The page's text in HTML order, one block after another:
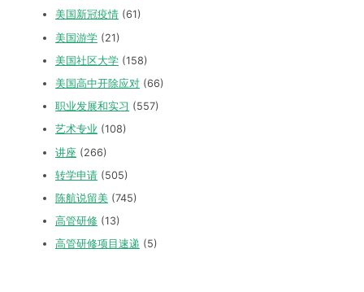
美国新冠疫情 (61)
美国游学 (21)
美国社区大学 (158)
美国高中开除应对 (66)
职业发展和实习 (557)
艺术专业 (108)
讲座 (266)
转学申请 (505)
陈航说留美 (745)
高管研修 (13)
高管研修项目速递 (5)